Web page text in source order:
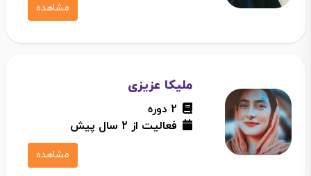
مشاهده
ملیکا عزیزی
2 دوره
فعالیت از 2 سال پیش
مشاهده